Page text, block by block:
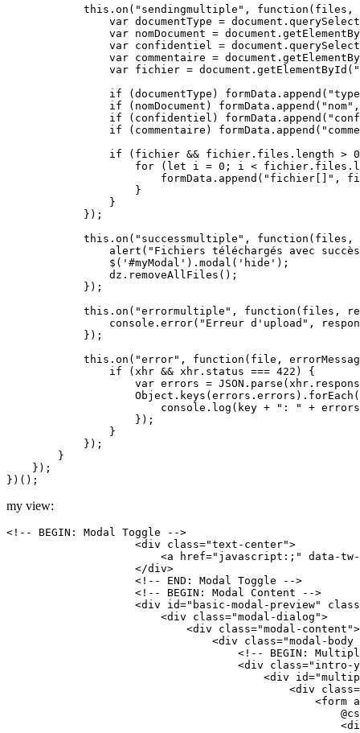
            this.on(
"sendingmultiple" , function( files ,
var documentType =
var nomDocument =
var confidentiel =
var commentaire =
                var fichier = document.getElementById(
                if (
documentType ) formData.append(
                if (
nomDocument ) formData.append( "nom"
                if (
confidentiel ) formData.append(
                if (
commentaire ) formData.append(
                if (
fichier && fichier.files.length > 0
                    for (
let i = 0 ; i <
                        formData.append(
"fichier[]" ,
                    }
                }
            })
;
            this.on(
"successmultiple" , function( files ,
                alert(
"Fichiers téléchargés avec
                $('#myModal').modal(
'hide ') ;
                dz.removeAllFiles()
;
            })
;
            this.on(
"errormultiple" , function( files ,
                console.error(
"Erreur d'upload" ,
            })
;
            this.on(
"error" , function( file ,
                if (
xhr && xhr.status === 422 ) {
                    var errors = JSON.parse(
                    Object.keys(
errors.errors ).forEach(
                        console.log(
key + ": "
+
                    })
;
                }
            })
;
        }
    })
;
})() ;
my view:
<!-- BEGIN: Modal Toggle -->
<div class="text-center">
<a href="javascript:;"
data-
</div>
<!-- END: Modal Toggle -->
<!-- BEGIN: Modal Content -->
<div id="basic-modal-preview"
class
<div class="modal-dialog">
<div class="modal-content">
<div class="modal-
<!-- BEGIN:
<div class="intro-y
<div id=
<div class=
<form
<